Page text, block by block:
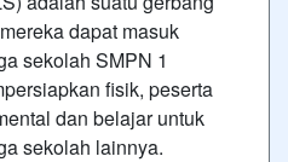
dapat masuk
sekolah SMPN 1
fisik, peserta
dan belajar untuk
sekolah lainnya.